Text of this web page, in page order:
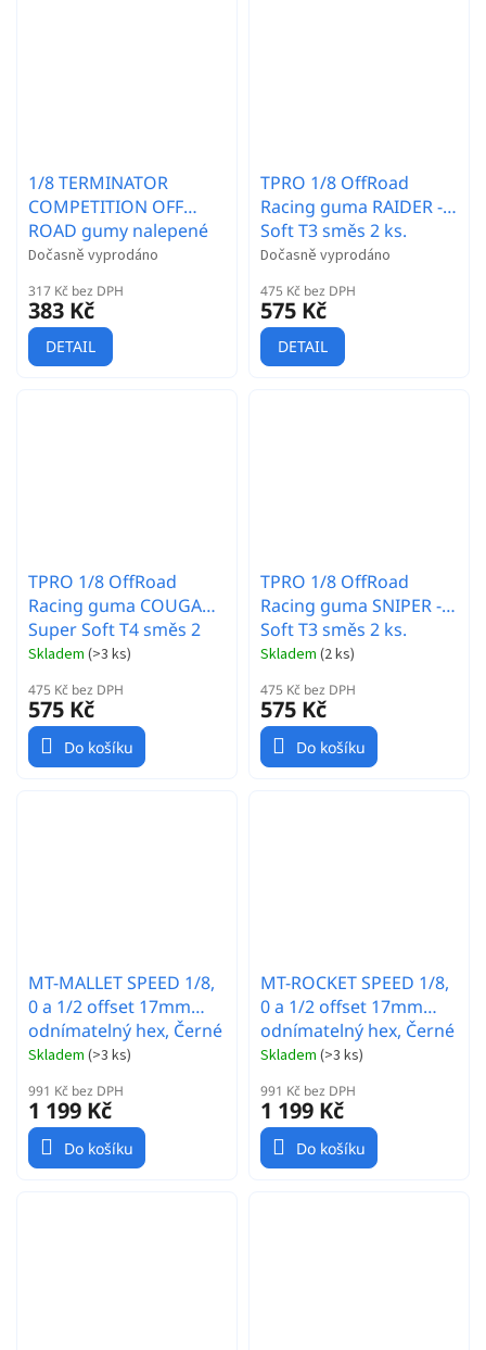
1/8 TERMINATOR
COMPETITION OFF
ROAD gumy nalepené
gumy, SUPER SOFT
Dočasně vyprodáno
317 Kč bez DPH
383 Kč
DETAIL
TPRO 1/8 OffRoad
Racing guma RAIDER -
Soft T3 směs 2 ks.
Dočasně vyprodáno
475 Kč bez DPH
575 Kč
DETAIL
TPRO 1/8 OffRoad
Racing guma COUGAR -
Super Soft T4 směs 2
ks.
Skladem (>3 ks)
475 Kč bez DPH
575 Kč
Do košíku
TPRO 1/8 OffRoad
Racing guma SNIPER -
Soft T3 směs 2 ks.
Skladem (2 ks)
475 Kč bez DPH
575 Kč
Do košíku
MT-MALLET SPEED 1/8,
0 a 1/2 offset 17mm
odnímatelný hex, Černé
disky, 2 ks
Skladem (>3 ks)
991 Kč bez DPH
1 199 Kč
Do košíku
MT-ROCKET SPEED 1/8,
0 a 1/2 offset 17mm
odnímatelný hex, Černé
disky, 2 ks
Skladem (>3 ks)
991 Kč bez DPH
1 199 Kč
Do košíku